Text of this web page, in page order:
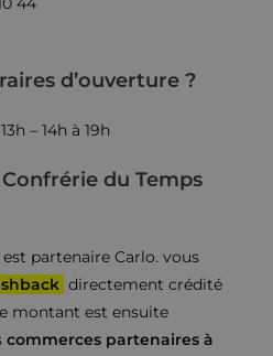
d’ouverture ?
– 14h à 19h
du Temps
partenaire Carlo. vous
directement crédité
montant est ensuite
commerces partenaires à